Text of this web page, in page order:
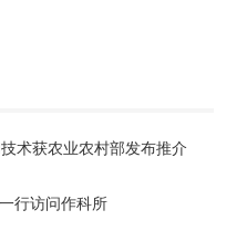
术获农业农村部发布推介
行访问作科所